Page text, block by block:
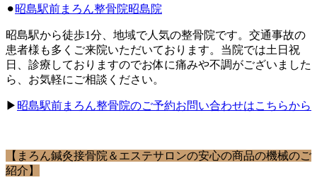
⚫︎昭島駅前まろん整骨院昭島院
昭島駅から徒歩1分、地域で人気の整骨院です。交通事故の
患者様も多くご来院いただいております。当院では土日祝
日、診療しておりますのでお体に痛みや不調がございました
ら、お気軽にご相談ください。
▶︎ 昭島駅前まろん整骨院のご予約お問い合わせはこちらから
【まろん鍼灸接骨院＆エステサロンの安心の商品の機械のご
紹介】